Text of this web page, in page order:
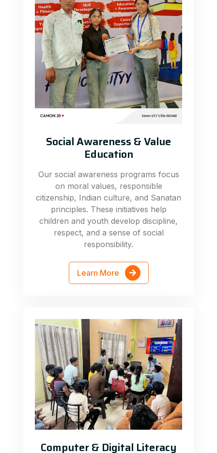
Social Awareness & Value
Education
Our social awareness programs focus
on moral values, responsible
citizenship, Indian culture, and Sanatan
principles. These initiatives help
children and youth develop discipline,
respect, and a sense of social
responsibility.
Learn More
Computer & Digital Literacy